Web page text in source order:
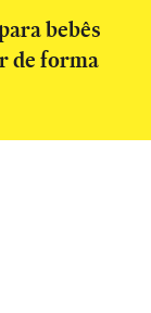
bebês
de forma